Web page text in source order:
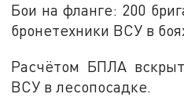
Бои на фланге: 200
бронетехники ВСУ в
Расчётом БПЛА
ВСУ в лесопосадке.